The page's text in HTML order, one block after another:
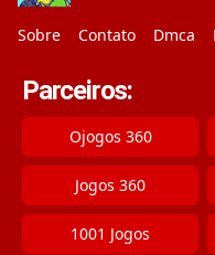
Sobre Contato Dmca
Parceiros:
Ojogos 360
Jogos 360
1001 Jogos